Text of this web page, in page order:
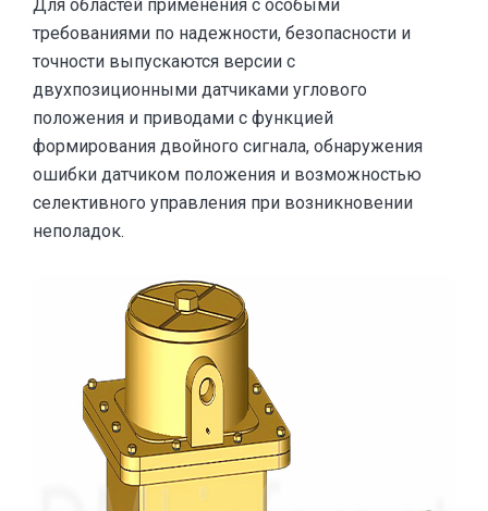
Для областей применения с особыми
требованиями по надежности, безопасности и
точности выпускаются версии с
двухпозиционными датчиками углового
положения и приводами с функцией
формирования двойного сигнала, обнаружения
ошибки датчиком положения и возможностью
селективного управления при возникновении
неполадок.